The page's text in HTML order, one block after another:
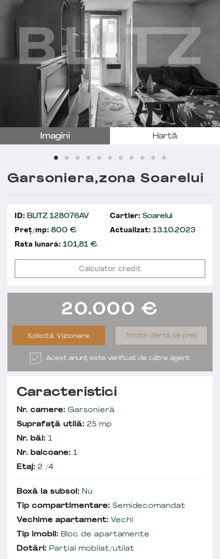
Imagini Hartă
Garsoniera,zona Soarelui
ID: BLITZ 128076AV Cartier: Soarelui
Preț/mp: 800 € Actualizat: 13.10.2023
Rata lunară: 101,81€
Calculator credit
20.000 €
Solicită Vizionare Trimite ofertă de preț
Acest anunț este verificat de către agent
Caracteristici
Nr. camere: Garsonieră
Suprafață utilă: 25 mp
Nr. băi: 1
Nr. balcoane: 1
Etaj: 2 /4
Boxă la subsol: Nu
Tip compartimentare: Semidecomandat
Vechime apartament: Vechi
Tip imobil: Bloc de apartamente
Dotări: Parțial mobilat/utilat